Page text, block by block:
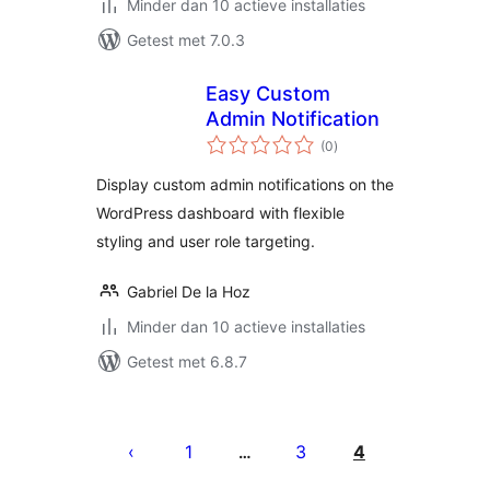
Minder dan 10 actieve installaties
Getest met 7.0.3
Easy Custom
Admin Notification
(0totaal
waarderingen
)
Display custom admin notifications on the
WordPress dashboard with flexible
styling and user role targeting.
Gabriel De la Hoz
Minder dan 10 actieve installaties
Getest met 6.8.7
paginering
1 … 3 4